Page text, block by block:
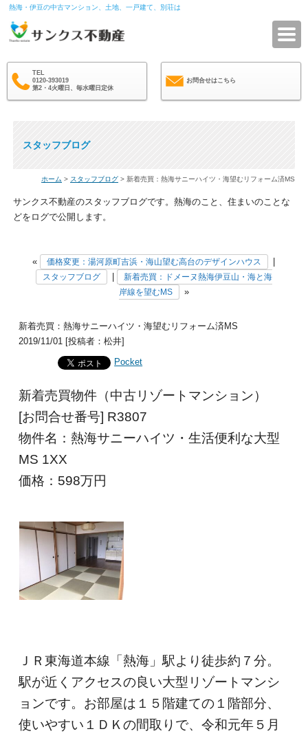
熱海・伊豆の中古マンション、土地、一戸建て、別荘は
TEL
0120-393019
第2・4火曜日、毎水曜日定休
お問合せはこちら
スタッフブログ
ホーム > スタッフブログ > 新着売買：熱海サニーハイツ・海望むリフォーム済MS
サンクス不動産のスタッフブログです。熱海のこと、住まいのことな
どをログで公開します。
« 価格変更：湯河原町吉浜・海山望む高台のデザインハウス
スタッフブログ
新着売買：ドメーヌ熱海伊豆山・海と海
岸線を望むMS
»
新着売買：熱海サニーハイツ・海望むリフォーム済MS
2019/11/01 [投稿者：松井]
Pocket
新着売買物件（中古リゾートマンション）
[お問合せ番号] R3807
物件名：熱海サニーハイツ・生活便利な大型
MS 1XX
価格：598万円
ＪＲ東海道本線「熱海」駅より徒歩約７分。
駅が近くアクセスの良い大型リゾートマンシ
ョンです。お部屋は１５階建ての１階部分、
使いやすい１ＤＫの間取りで、令和元年５月